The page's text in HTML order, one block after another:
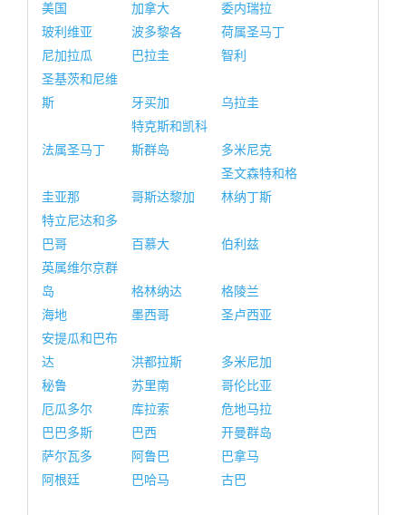
美国 加拿大
委内瑞拉
玻利维亚
波多黎各
荷属圣马丁
尼加拉瓜
巴拉圭
智利
圣基茨和尼维
斯
牙买加 乌拉圭
法属圣马丁
特克斯和凯科
斯群岛
多米尼克
圭亚那 哥斯达黎加
圣文森特和格
林纳丁斯
特立尼达和多
巴哥
百慕大
伯利兹
英属维尔京群
岛
格林纳达
格陵兰
海地
墨西哥
圣卢西亚
安提瓜和巴布
达
洪都拉斯
多米尼加
秘鲁
苏里南
哥伦比亚
厄瓜多尔
库拉索
危地马拉
巴巴多斯
巴西
开曼群岛
萨尔瓦多
阿鲁巴
巴拿马
阿根廷
巴哈马 古巴